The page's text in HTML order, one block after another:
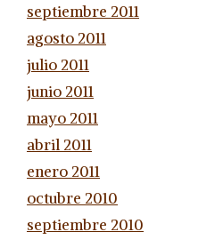
septiembre 2011
agosto 2011
julio 2011
junio 2011
mayo 2011
abril 2011
enero 2011
octubre 2010
septiembre 2010